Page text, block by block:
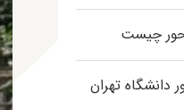
چیست
دانشگاه تهران